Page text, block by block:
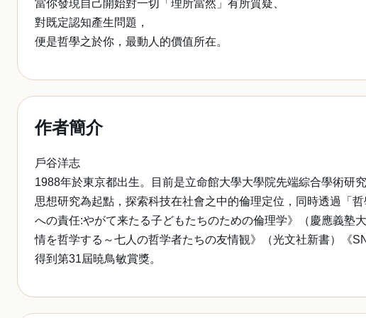
當你發現自己開始對一切「理所當然」有所質疑、
對既定認知產生問題，
便是哲學之於你，最動人的價值所在。
作者簡介
戶谷洋志
1988年於東京都出生。目前是立命館大學大學院先端綜合學術研
思想研究為起點，探索科技在社會之中的倫理定位，同時透過「
への責任:やがて来たる子どもたちのための倫理学》（慶應義塾
情を哲学する～七人の哲学者たちの友情観》（光文社新書）《
得到第31屆暁鳥敏賞獎。